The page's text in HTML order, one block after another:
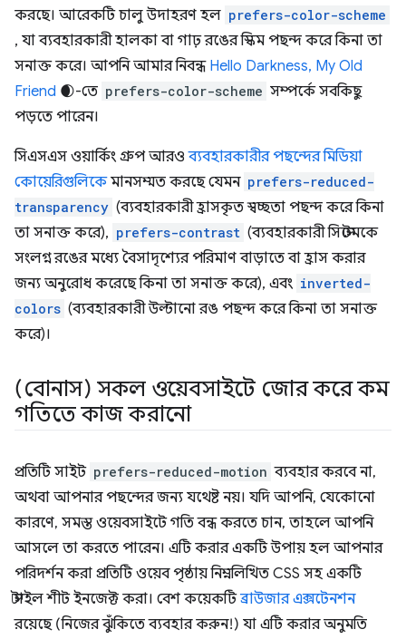
করছে। আরেকটি চালু উদাহরণ হল prefers-color-scheme
, যা ব্যবহারকারী হালকা বা গাঢ় রঙের স্কিম পছন্দ করে কিনা তা
সনাক্ত করে। আপনি আমার নিবন্ধ Hello Darkness, My Old
Friend 🌒-তে prefers-color-scheme সম্পর্কে সবকিছু
পড়তে পারেন।
সিএসএস ওয়ার্কিং গ্রুপ আরওব্যবহারকারীর পছন্দের মিডিয়া
কোয়েরিগুলিকেমানসম্মত করছে যেমন prefers-reduced-
transparency (ব্যবহারকারী হ্রাসকৃত স্বচ্ছতা পছন্দ করে কিনা
তা সনাক্ত করে), prefers-contrast (ব্যবহারকারী সিস্টেমকে
সংলগ্ন রঙের মধ্যে বৈসাদৃশ্যের পরিমাণ বাড়াতে বা হ্রাস করার
জন্য অনুরোধ করেছে কিনা তা সনাক্ত করে), এবং inverted-
colors (ব্যবহারকারী উল্টানো রঙ পছন্দ করে কিনা তা সনাক্ত
করে)।
(বোনাস) সকল ওয়েবসাইটে জোর করে কম
গতিতে কাজ করানো
প্রতিটি সাইট prefers-reduced-motion ব্যবহার করবে না,
অথবা আপনার পছন্দের জন্য যথেষ্ট নয়। যদি আপনি, যেকোনো
কারণে, সমস্ত ওয়েবসাইটে গতি বন্ধ করতে চান, তাহলে আপনি
আসলে তা করতে পারেন। এটি করার একটি উপায় হল আপনার
পরিদর্শন করা প্রতিটি ওয়েব পৃষ্ঠায় নিম্নলিখিত CSS সহ একটি
স্টাইল শীট ইনজেক্ট করা। বেশ কয়েকটিব্রাউজার এক্সটেনশন
রয়েছে (নিজের ঝুঁকিতে ব্যবহার করুন!) যা এটি করার অনুমতি